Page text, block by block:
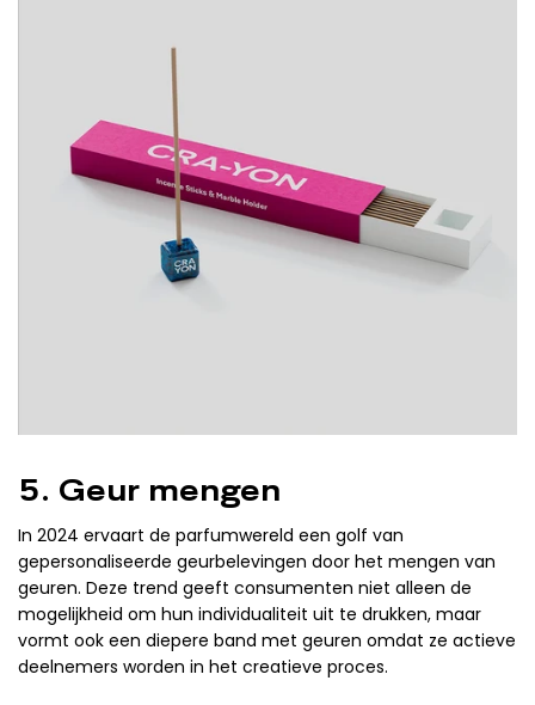
5. Geur mengen
In 2024 ervaart de parfumwereld een golf van
gepersonaliseerde geurbelevingen door het mengen van
geuren. Deze trend geeft consumenten niet alleen de
mogelijkheid om hun individualiteit uit te drukken, maar
vormt ook een diepere band met geuren omdat ze actieve
deelnemers worden in het creatieve proces.